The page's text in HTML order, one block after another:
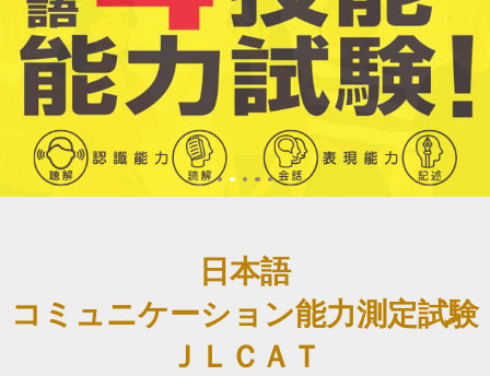
日本語
コミュニケーション能力測定試験
ＪＬＣＡＴ